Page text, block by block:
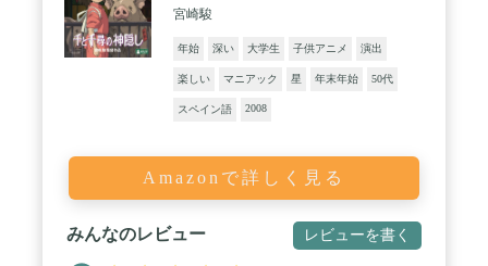
宮崎駿
年始 深い 大学生 子供アニメ 演出
楽しい マニアック 星 年末年始 50代
スペイン語 2008
Amazonで詳しく見る
みんなのレビュー レビューを書く